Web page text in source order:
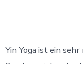
Yin Yoga ist ein